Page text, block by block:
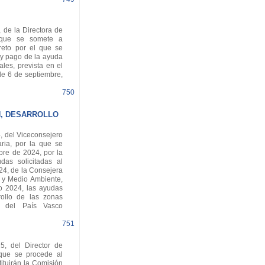
de la Directora de
se somete a
por el que se
pago de la ayuda
prevista en el
6 de septiembre,
750
DESARROLLO
del Viceconsejero
por la que se
de 2024, por la
solicitadas al
de la Consejera
Medio Ambiente,
2024, las ayudas
de las zonas
del País Vasco
751
del Director de
se procede al
la Comisión